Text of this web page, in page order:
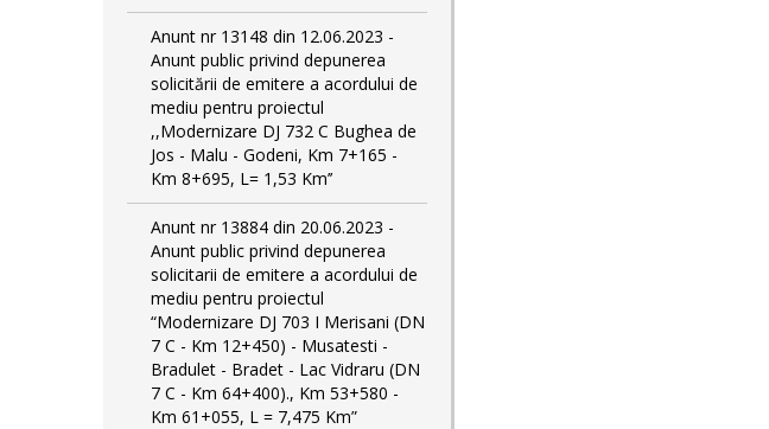
Anunt nr 13148 din 12.06.2023 -
Anunt public privind depunerea
solicitării de emitere a acordului de
mediu pentru proiectul
,,Modernizare DJ 732 C Bughea de
Jos - Malu - Godeni, Km 7+165 -
Km 8+695, L= 1,53 Km’’
Anunt nr 13884 din 20.06.2023 -
Anunt public privind depunerea
solicitarii de emitere a acordului de
mediu pentru proiectul
“Modernizare DJ 703 I Merisani (DN
7 C - Km 12+450) - Musatesti -
Bradulet - Bradet - Lac Vidraru (DN
7 C - Km 64+400)., Km 53+580 -
Km 61+055, L = 7,475 Km”